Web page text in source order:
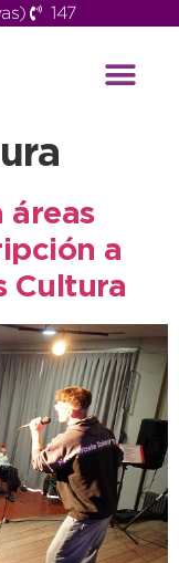
147
áreas
a
Cultura